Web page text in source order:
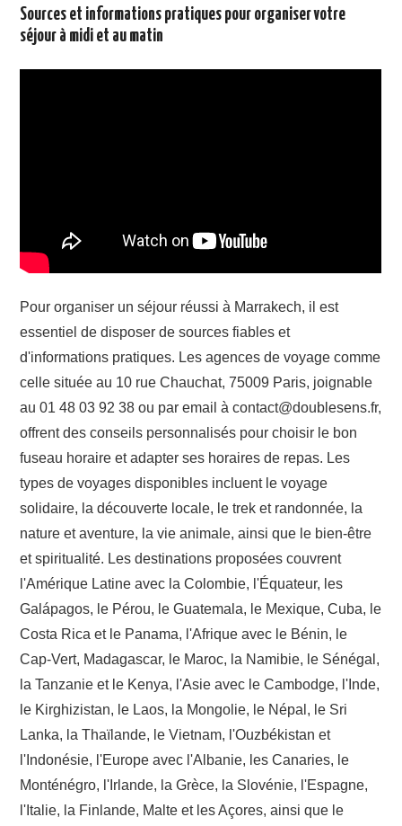
Sources et informations pratiques pour organiser votre
séjour à midi et au matin
Pour organiser un séjour réussi à Marrakech, il est
essentiel de disposer de sources fiables et
d'informations pratiques. Les agences de voyage comme
celle située au 10 rue Chauchat, 75009 Paris, joignable
au 01 48 03 92 38 ou par email àcontact@doublesens.fr,
offrent des conseils personnalisés pour choisir le bon
fuseau horaire et adapter ses horaires de repas. Les
types de voyages disponibles incluent le voyage
solidaire, la découverte locale, le trek et randonnée, la
nature et aventure, la vie animale, ainsi que le bien-être
et spiritualité. Les destinations proposées couvrent
l'Amérique Latine avec la Colombie, l'Équateur, les
Galápagos, le Pérou, le Guatemala, le Mexique, Cuba, le
Costa Rica et le Panama, l'Afrique avec le Bénin, le
Cap-Vert, Madagascar, le Maroc, la Namibie, le Sénégal,
la Tanzanie et le Kenya, l'Asie avec le Cambodge, l'Inde,
le Kirghizistan, le Laos, la Mongolie, le Népal, le Sri
Lanka, la Thaïlande, le Vietnam, l'Ouzbékistan et
l'Indonésie, l'Europe avec l'Albanie, les Canaries, le
Monténégro, l'Irlande, la Grèce, la Slovénie, l'Espagne,
l'Italie, la Finlande, Malte et les Açores, ainsi que le